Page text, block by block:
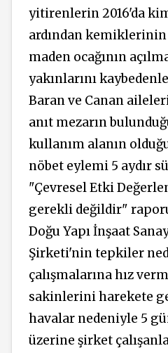
yitirenlerin 2016'da
ardından
maden ocağının
yakınlarını
Baran ve Canan
anıt mezarın
kullanım alanın
nöbet eylemi 5 aydır
"Çevresel Etki
gerekli değildir"
Doğu Yapı İnşaat
Şirketi'nin tepkiler
çalışmalarına hız
sakinlerini harekete
havalar nedeniyle 5
üzerine şirket